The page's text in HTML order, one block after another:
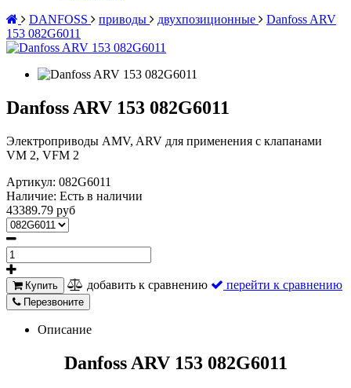
DANFOSS
приводы двухпозиционные
Danfoss ARV
153 082G6011
Danfoss ARV 153 082G6011
Электроприводы AMV, ARV для применения с клапанами
VM 2, VFM 2
Артикул: 082G6011
Наличие: Есть в наличии
43389.79 руб
Купить добавить к сравнению перейти к сравнению
Перезвоните
Описание
Danfoss ARV 153 082G6011